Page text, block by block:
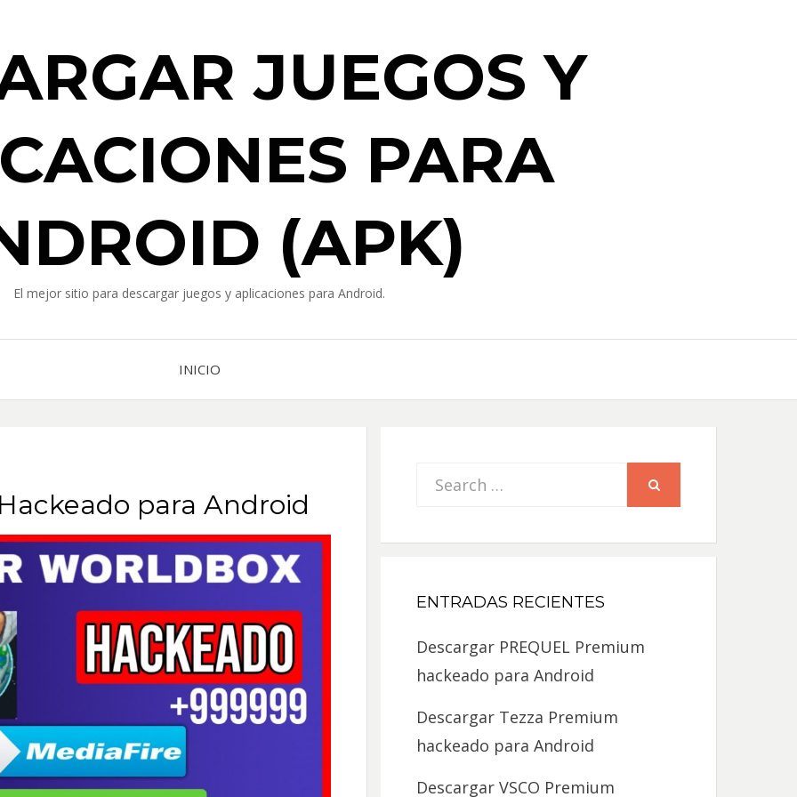
JUEGOS Y
PARA
(APK)
El mejor sitio para descargar juegos y aplicaciones para Android.
INICIO
para Android
Search
ENTRADAS RECIENTES
Descargar PREQUEL Premium
hackeado para Android
Descargar Tezza Premium
hackeado para Android
Descargar VSCO Premium